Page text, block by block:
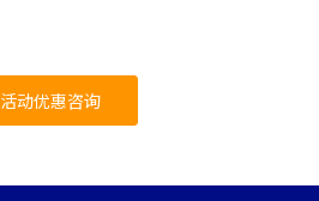
活动优惠咨询